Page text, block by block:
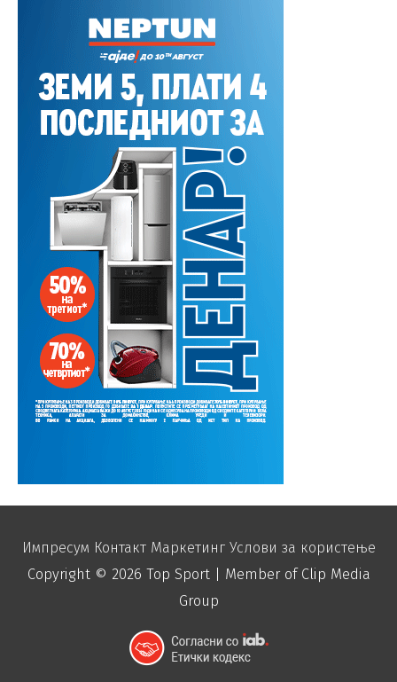
Импресум Контакт Маркетинг Услови за користење
Copyright © 2026 Top Sport| Member of Clip Media
Group